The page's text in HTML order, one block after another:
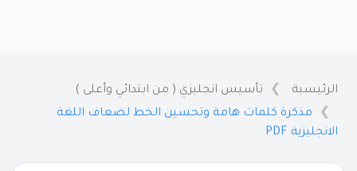
الرئيسية
تأسيس انجليزي ( من ابتدائي وأعلى )
مذكرة كلمات هامة وتحسين الخط لضعاف اللغة
الانجليزية PDF